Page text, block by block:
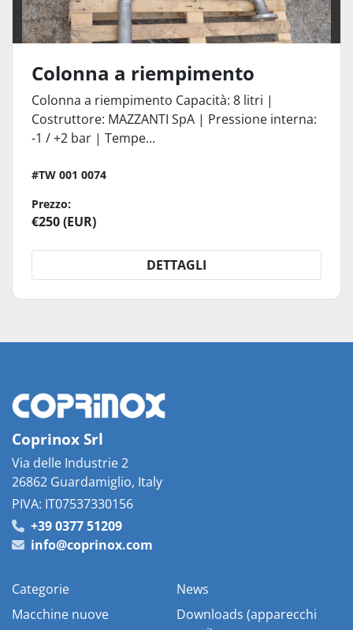
Colonna a riempimento
Colonna a riempimento Capacità: 8 litri |
Costruttore: MAZZANTI SpA | Pressione interna:
-1 / +2 bar | Tempe...
#TW 001 0074
Prezzo:
€250 (EUR)
DETTAGLI
Coprinox Srl
Via delle Industrie 2
26862 Guardamiglio, Italy
PIVA: IT07537330156
+39 0377 51209
info@coprinox.com
Categorie
News
Macchine nuove
Downloads (apparecchi